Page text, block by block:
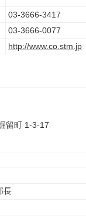
03-3666-3417
03-3666-0077
http://www.co.stm.jp
留町 1-3-17
長